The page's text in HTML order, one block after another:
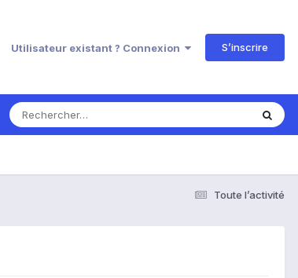
Utilisateur existant ? Connexion S’inscrire
Toute l’activité